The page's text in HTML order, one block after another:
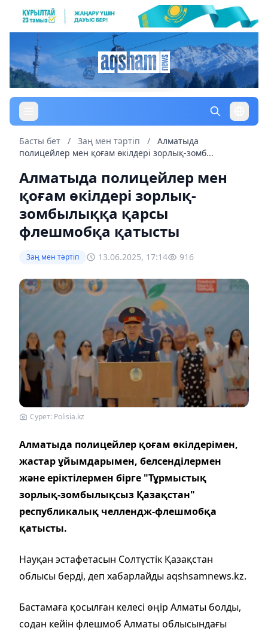
Басты бет / Заң мен тəртіп /
Алматыда
полицейлер мен қоғам өкілдері зорлық-зомб...
Алматыда полицейлер мен
қоғам өкілдері зорлық-
зомбылыққа қарсы
флешмобқа қатысты
Заң мен тəртіп 13.06.2025, 17:14 916
Сурет: Polisia.kz
Алматыда полицейлер қоғам өкілдерімен,
жастар ұйымдарымен, белсенділермен
және еріктілермен бірге "Тұрмыстық
зорлық-зомбылықсыз Қазақстан"
республикалық челлендж-флешмобқа
қатысты.
Науқан эстафетасын Солтүстік Қазақстан
облысы берді, деп хабарлайды aqshsamnews.kz.
Бастамаға қосылған келесі өңір Алматы болды,
содан кейін флешмоб Алматы облысындағы